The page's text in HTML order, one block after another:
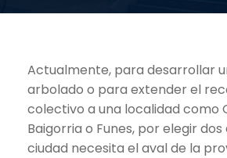
Actualmente, para desarrollar
arbolado o para extender el
colectivo a una localidad como
Baigorria o Funes, por elegir
ciudad necesita el aval de la